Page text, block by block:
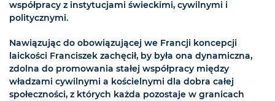
współpracy z instytucjami świeckimi, cywilnymi i
politycznymi.
Nawiązując do obowiązującej we Francji koncepcji
laickości Franciszek zachęcił, by była ona dynamiczna,
zdolna do promowania stałej współpracy między
władzami cywilnymi a kościelnymi dla dobra całej
społeczności, z których każda pozostaje w granicach